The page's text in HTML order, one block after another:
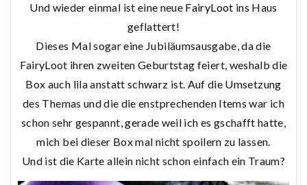
Und wieder einmal ist eine neue FairyLoot ins Haus
geflattert!
Dieses Mal sogar eine Jubiläumsausgabe, da die
FairyLoot ihren zweiten Geburtstag feiert, weshalb die
Box auch lila anstatt schwarz ist. Auf die Umsetzung
des Themas und die die enstprechenden Items war ich
schon sehr gespannt, gerade weil ich es gschafft hatte,
mich bei dieser Box mal nicht spoilern zu lassen.
Und ist die Karte allein nicht schon einfach ein Traum?